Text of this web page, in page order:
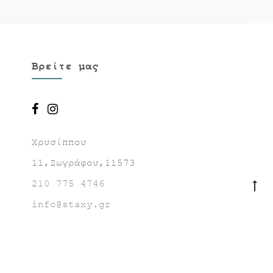
Βρείτε μας
Χρυσίππου
11,Ζωγράφου,11573
210 775 4746
info@staxy.gr